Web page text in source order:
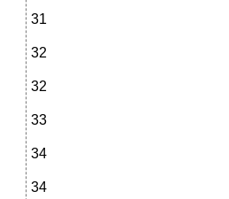
31
32
32
33
34
34